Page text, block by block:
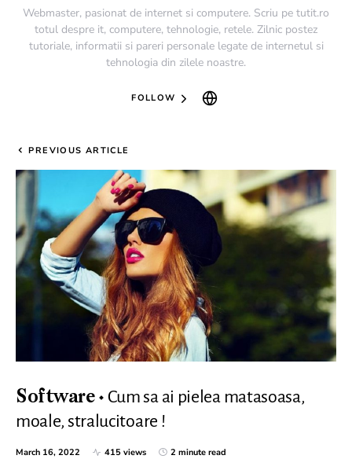
Webmaster, pasionat de internet si computere. Scriu pe tutit.ro
totul despre it, computere, tehnologie, retele. Zilnic postez
tutoriale, informatii si pareri personale legate de internetul si
tehnologia din zilele noastre.
FOLLOW
PREVIOUS ARTICLE
Software
Cum sa ai pielea matasoasa,
moale, stralucitoare !
March 16, 2022 415 views 2 minute read